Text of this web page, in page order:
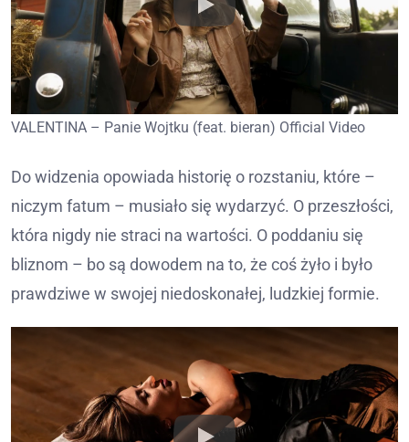
VALENTINA – Panie Wojtku (feat. bieran) Official Video
Do widzenia opowiada historię o rozstaniu, które –
niczym fatum – musiało się wydarzyć. O przeszłości,
która nigdy nie straci na wartości. O poddaniu się
bliznom – bo są dowodem na to, że coś żyło i było
prawdziwe w swojej niedoskonałej, ludzkiej formie.